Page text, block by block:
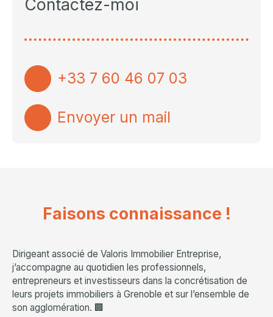
Contactez-moi
+33 7 60 46 07 03
Envoyer un mail
Faisons connaissance !
Dirigeant associé de Valoris Immobilier Entreprise,
j’accompagne au quotidien les professionnels,
entrepreneurs et investisseurs dans la concrétisation de
leurs projets immobiliers à Grenoble et sur l’ensemble de
son agglomération. 🏢